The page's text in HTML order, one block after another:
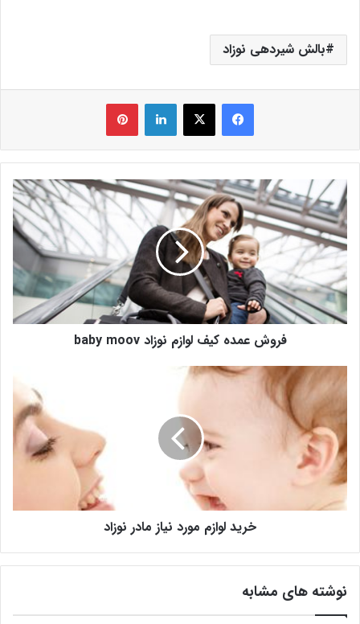
بالش شیردهی نوزاد
فیس بوک X لینکدین ‫پین‌ترست
فروش عمده کیف لوازم نوزاد baby moov
خرید لوازم مورد نیاز مادر نوزاد
نوشته های مشابه